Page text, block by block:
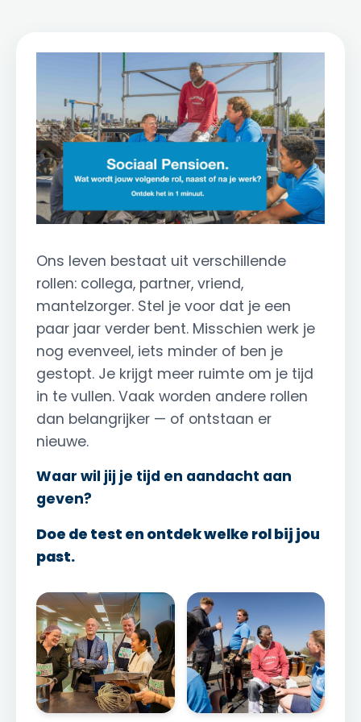
Ons leven bestaat uit verschillende
rollen: collega, partner, vriend,
mantelzorger. Stel je voor dat je een
paar jaar verder bent. Misschien werk je
nog evenveel, iets minder of ben je
gestopt. Je krijgt meer ruimte om je tijd
in te vullen. Vaak worden andere rollen
dan belangrijker — of ontstaan er
nieuwe.
Waar wil jij je tijd en aandacht aan
geven?
Doe de test en ontdek welke rol bij jou
past.